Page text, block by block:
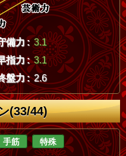
備力 : 3.1
指力 : 3.1
盤力 : 2.6
(33/44)
手筋 特殊